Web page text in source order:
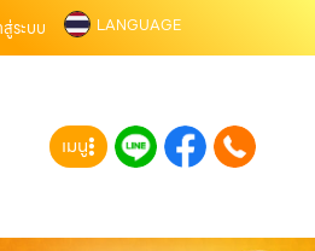
สู่ระบบ LANGUAGE
เมนู